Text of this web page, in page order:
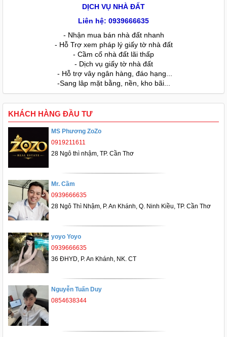
DỊCH VỤ NHÀ ĐẤT
Liên hệ: 0939666635
- Nhận mua bán nhà đất nhanh
- Hỗ Trợ xem pháp lý giấy tờ nhà đất
- Cầm cố nhà đất lãi thấp
- Dịch vụ giấy tờ nhà đất
- Hỗ trợ vây ngân hàng, đáo hạng...
-Sang lâp mặt bằng, nền, kho bãi...
KHÁCH HÀNG ĐẦU TƯ
MS Phương ZoZo
0919211611
28 Ngô thì nhậm, TP. Cần Thơ
Mr. Cầm
0939666635
28 Ngô Thì Nhậm, P. An Khánh, Q. Ninh Kiều, TP. Cần Thơ
yoyo Yoyo
0939666635
36 ĐHYD, P. An Khánh, NK. CT
Nguyễn Tuấn Duy
0854638344